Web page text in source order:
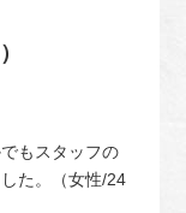
もスタッフの
た。（女性/24